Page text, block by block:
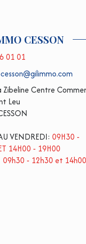
CESSON
01 01
Zibeline Centre
Leu
VENDREDI: 09H30 -
14H00 - 19H00
09h30 - 12h30 et